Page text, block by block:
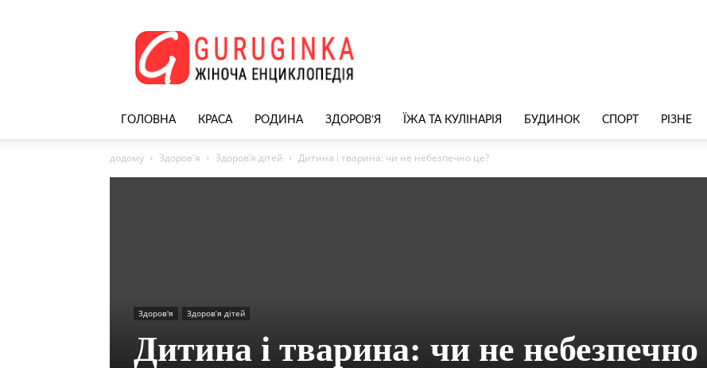
Жіночий
сайт
nekrasivyh.net
ГОЛОВНА КРАСА РОДИНА ЗДОРОВ’Я ЇЖА ТА КУЛІНАРІЯ БУДИНОК СПОРТ РІЗНЕ
додому Здоров'я Здоров’я дітей Дитина і тварина: чи не небезпечно це?
Здоров'я Здоров’я дітей
Дитина і тварина: чи не небезпечно